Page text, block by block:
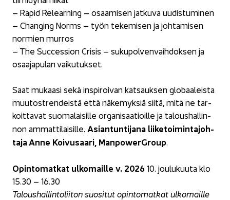
– Rapid Re­lear­ning – osaa­mi­sen jat­ku­va uu­dis­tu­mi­nen
– Chan­ging Norms – työn te­ke­mi­sen ja joh­ta­mi­sen
nor­mien mur­ros
– The Succes­sion Cri­sis – su­ku­pol­ven­vaih­dok­sen ja
osaa­ja­pu­lan vai­ku­tuk­set.
Saat mu­kaa­si sekä ins­pi­roi­van kat­sauk­sen glo­baa­leis­ta
muu­to­stren­deis­tä että nä­ke­myk­siä siitä, mitä ne tar­
koit­ta­vat suo­ma­lai­sil­le or­ga­ni­saa­tioil­le ja ta­lous­hal­lin­
non am­mat­ti­lai­sil­le. Asian­tun­ti­ja­na lii­ke­toi­min­ta­joh­
ta­ja Anne Koi­vusaa­ri, ManpowerGroup.
Opin­to­mat­kat ul­ko­mail­le v. 202610. jou­lu­kuu­ta klo
15.30 – 16.30
Ta­lous­hal­lin­to­lii­ton suo­si­tut opin­to­mat­kat ul­ko­mail­le